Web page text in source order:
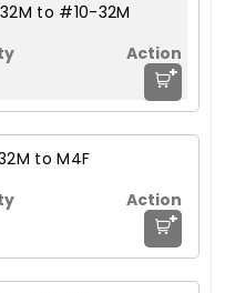
to #10-32M
+
to M4F
+